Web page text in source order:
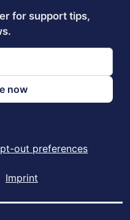
out preferences
Imprint